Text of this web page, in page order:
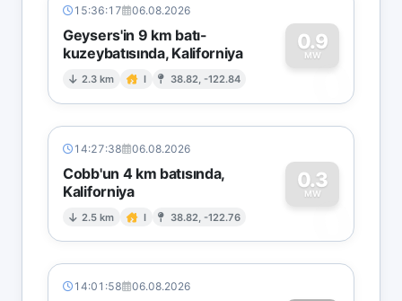
15:36:17 06.08.2026
Geysers'in 9 km batı-
kuzeybatısında, Kaliforniya
2.3 km I 38.82, -122.84
0.9
MW
0
14:27:38 06.08.2026
Cobb'un 4 km batısında,
Kaliforniya
2.5 km I 38.82, -122.76
0.3
MW
0
14:01:58 06.08.2026